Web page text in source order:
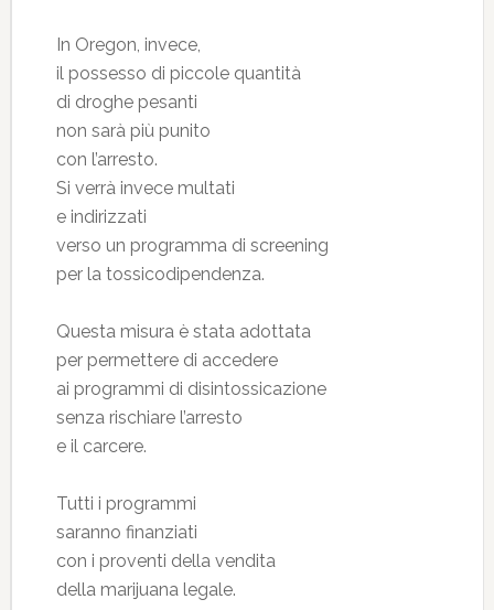
In Oregon, invece,
il possesso di piccole quantità
di droghe pesanti
non sarà più punito
con l’arresto.
Si verrà invece multati
e indirizzati
verso un programma di screening
per la tossicodipendenza.
Questa misura è stata adottata
per permettere di accedere
ai programmi di disintossicazione
senza rischiare l’arresto
e il carcere.
Tutti i programmi
saranno finanziati
con i proventi della vendita
della marijuana legale.